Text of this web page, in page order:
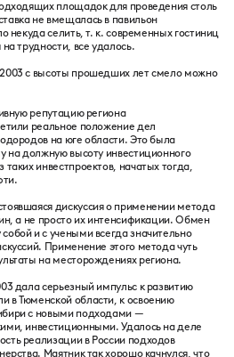
площадок для проведения столь
не вмещалась в павильон
некуда селить, т. к. современных гостиниц
трудности, все удалось.
с высоты прошедших лет смело можно
репутацию региона
реальное положение дел
на юге области. Это была
на должную высоту инвестиционного
инвестпроектов, начатых тогда,
дискуссия о применении метода
а не просто их интенсификации. Обмен
и с учеными всегда значительно
Применение этого метода чуть
на месторождениях региона.
дала серьезный импульс к развитию
в Тюменской области, к освоению
с новыми подходами —
инвестиционными. Удалось на деле
реализации в России подходов
Маятник так хорошо качнулся, что